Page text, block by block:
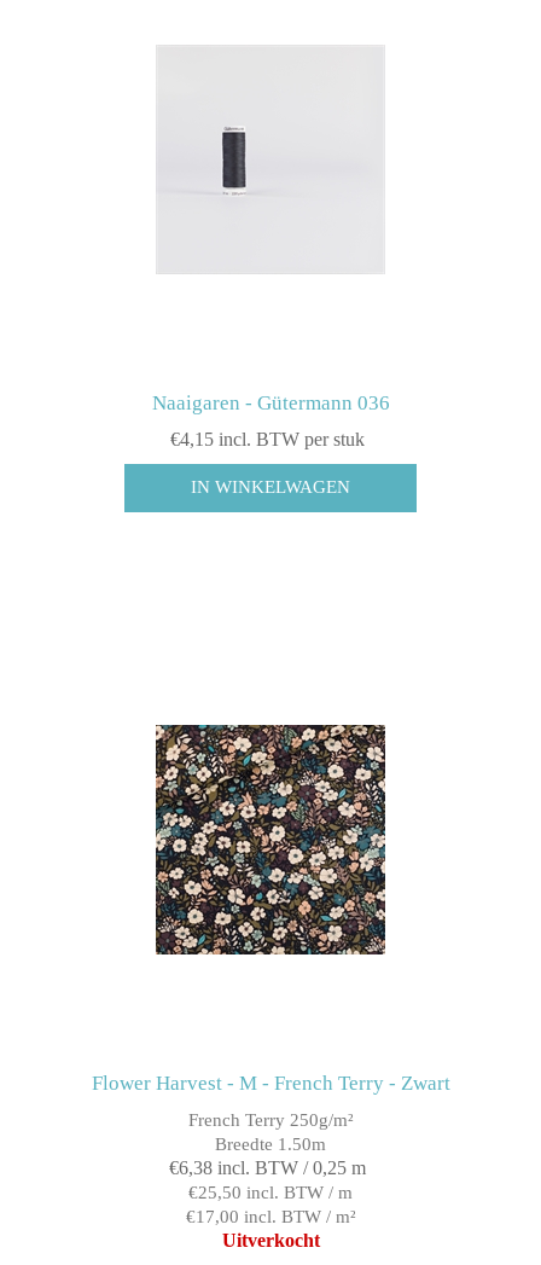
Naaigaren - Gütermann 036
€4,15 incl. BTW per stuk
Flower Harvest - M - French Terry - Zwart
French Terry 250g/m²
Breedte 1.50m
€6,38 incl. BTW / 0,25 m
€25,50 incl. BTW / m
€17,00 incl. BTW / m²
Uitverkocht